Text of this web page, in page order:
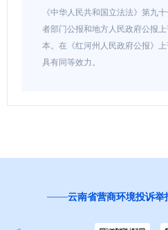
《中华人民共和国立法法》第九
者部门公报和地方人民政府公报
本。在《红河州人民政府公报》
具有同等效力。
云南省营商环境投诉举